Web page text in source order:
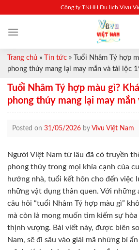
content
Công ty TNHH Du lịch Vivu
Trang chủ » Tin tức »
Tuổi Nhâm Tý hợp
phong thủy mang lại may mắn và tài lộc
Tuổi Nhâm Tý hợp màu gì?
phong thủy mang lại may
Posted on 31/05/2026 by Vivu Việt Nam
Người Việt Nam từ lâu đã có truyền
phong thủy trong mọi khía cạnh của
hướng nhà, tuổi kết hôn cho đến việc
những vật dụng thân quen. Với những
câu hỏi “tuổi Nhâm Tý hợp màu gì”
mà còn là mong muốn tìm kiếm sự
thịnh vượng. Bài viết này, được biên
Nam, sẽ đi sâu vào giải mã những bí